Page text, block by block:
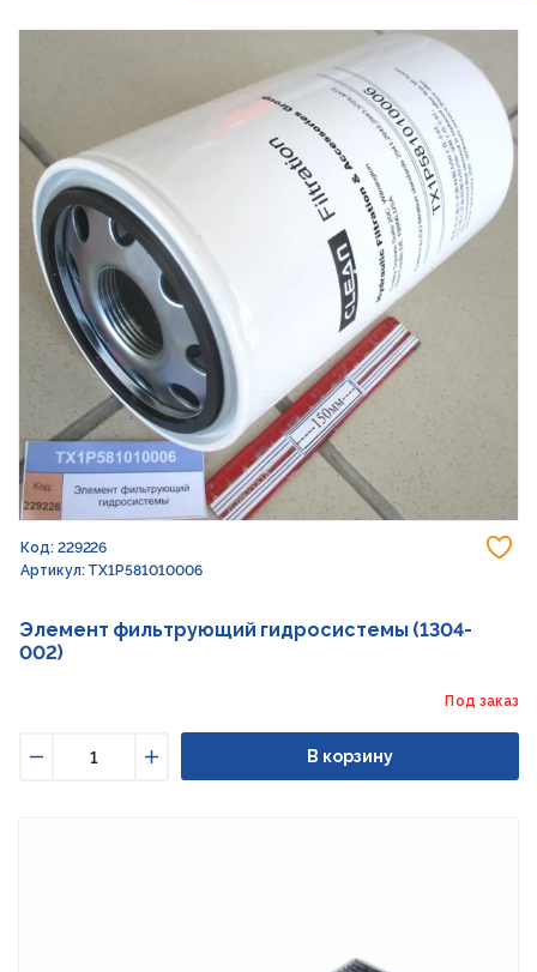
Код: 229226
Артикул: TX1P581010006
Элемент фильтрующий гидросистемы (1304-
002)
Под заказ
Увеличить
В корзину